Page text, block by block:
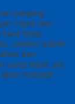
panjang
cepat dan
tetap
seleksi pabrik
dan
yang tepat, jas
menjadi